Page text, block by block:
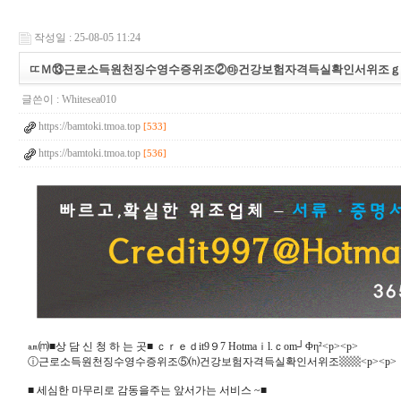
작성일 : 25-08-05 11:24
ㄸＭ⑬근로소득원천징수영수증위조②㉲건강보험자격득실확인서위조ｇ
글쓴이 : Whitesea010
https://bamtoki.tmoa.top [533]
https://bamtoki.tmoa.top [536]
㏂⒨■상 담 신 청 하 는 곳■ ｃｒｅｄit9９7 Hotmaｉl.ｃom┘Φη²<p><p>
ⓘ근로소득원천징수영수증위조⑤⒣건강보험자격득실확인서위조▩▩<p><p>
■ 세심한 마무리로 감동을주는 앞서가는 서비스 ~■